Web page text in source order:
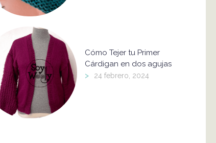
Cómo Tejer tu Primer
Cárdigan en dos agujas
> 24 febrero, 2024